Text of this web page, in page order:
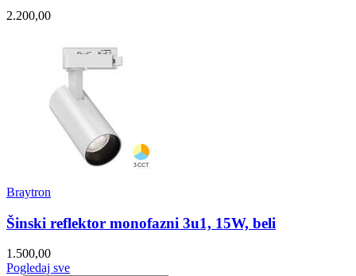
2.200,00
Braytron
Šinski reflektor monofazni 3u1, 15W, beli
1.500,00
Pogledaj sve